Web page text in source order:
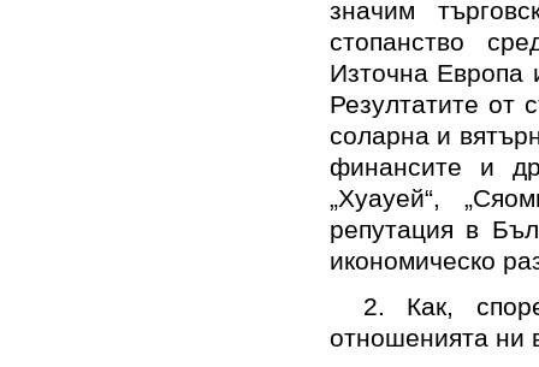
значим
стопанство
Източна Европа
Резултатите от
соларна и
финансите и
„Хуауей“,
репутация в
икономическо
2. Как,
отношенията ни